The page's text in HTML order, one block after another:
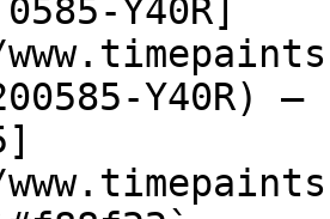
Y40R]
Y40R)